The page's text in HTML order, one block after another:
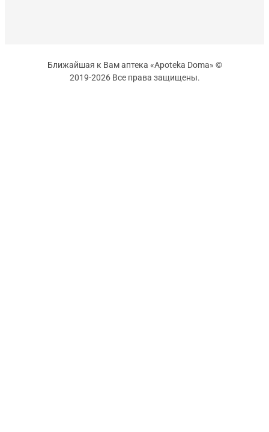
Ближайшая к Вам аптека «Apoteka Doma» ©
2019-2026 Все права защищены.